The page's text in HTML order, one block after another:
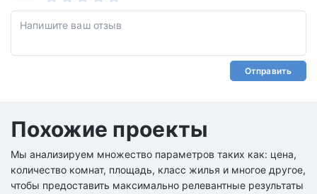
Отправить
Похожие проекты
Мы анализируем множество параметров таких как: цена,
количество комнат, площадь, класс жилья и многое другое,
чтобы предоставить максимально релевантные результаты